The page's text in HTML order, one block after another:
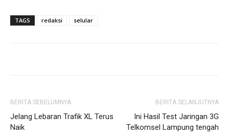
TAGS redaksi selular
BERITA SEBELUMNYA
Jelang Lebaran Trafik XL Terus
Naik
BERITA SELANJUTNYA
Ini Hasil Test Jaringan 3G
Telkomsel Lampung tengah